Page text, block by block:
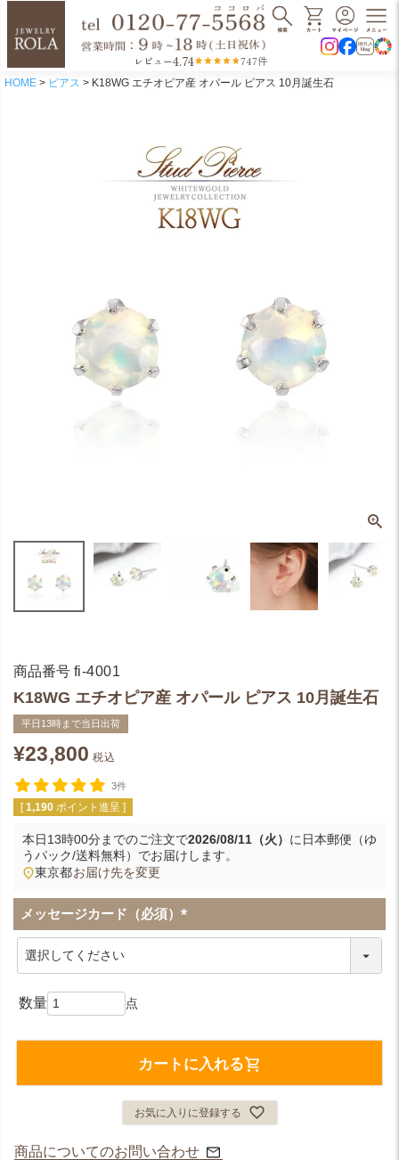
レビュー4.74 747件
HOME ピアス K18WG エチオピア産 オパール ピアス 10月誕生石
商品番号 fi-4001
K18WG エチオピア産 オパール ピアス 10月誕生石
平日13時まで当日出荷
¥23,800 税込
3件
[ 1,190 ポイント進呈 ]
本日13時00分までのご注文で2026/08/11（火） に 日本郵便（ゆ
うパック/送料無料） でお届けします。
東京都お届け先を変更
メッセージカード（必須）
(
カートに入れる
お気に入りに登録する
商品についてのお問い合わせ